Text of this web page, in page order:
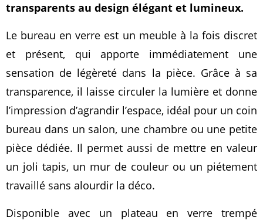
transparents au design élégant et lumineux.
Le bureau en verre est un meuble à la fois discret
et présent, qui apporte immédiatement une
sensation de légèreté dans la pièce. Grâce à sa
transparence, il laisse circuler la lumière et donne
l’impression d’agrandir l’espace, idéal pour un coin
bureau dans un salon, une chambre ou une petite
pièce dédiée. Il permet aussi de mettre en valeur
un joli tapis, un mur de couleur ou un piétement
travaillé sans alourdir la déco.
Disponible avec un plateau en verre trempé